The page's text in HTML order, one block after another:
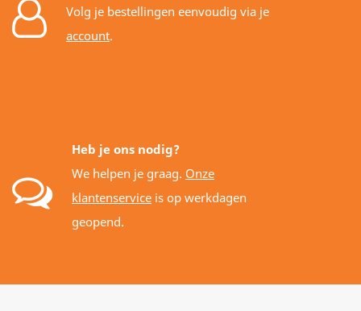
Volg je bestellingen eenvoudig via je
account.
Heb je ons nodig?
We helpen je graag. Onze
klantenservice is op werkdagen
geopend.